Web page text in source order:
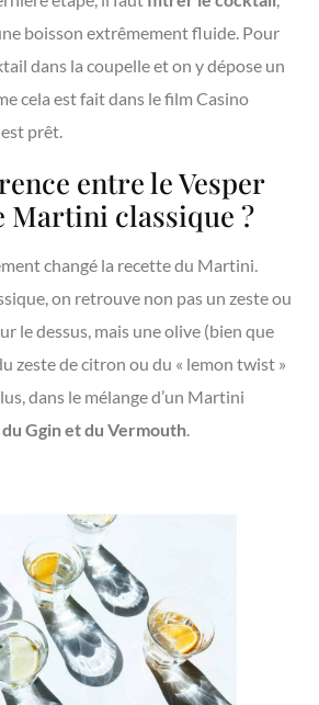
boisson extrêmement fluide. Pour
dans la coupelle et on y dépose un
cela est fait dans le film Casino
prêt.
entre le Vesper
Martini classique ?
changé la recette du Martini.
on retrouve non pas un zeste ou
le dessus, mais une olive (bien que
zeste de citron ou du « lemon twist »
dans le mélange d’un Martini
du Ggin et du Vermouth